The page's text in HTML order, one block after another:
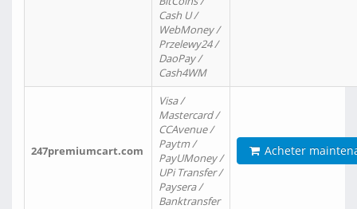
Cash U /
WebMoney /
Przelewy24 /
DaoPay /
Cash4WM
247premiumcart.com
Visa /
Mastercard /
CCAvenue /
Paytm /
PayUMoney /
UPi Transfer /
Paysera /
Banktransfer
Acheter